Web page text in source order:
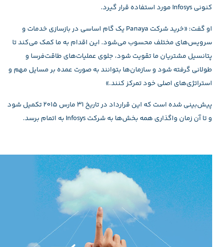
کنونی Infosys مورد استفاده قرار گیرد.
او گفت: «خرید شرکت Panaya یک گام اساسی در بازسازی خدمات و
سرویس‌های مختلف محسوب می‌شود. این اقدام به ما کمک می‌کند تا
پتانسیل مشتریان ما تقویت شود، جلوی عملیات‌های طاقت‌فرسا و
طولانی گرفته شود و سازمان‌ها بتوانند به صورت عمده بر مسایل مهم و
استراتژی‌های اصلی خود تمرکز کنند.»
پیش‌بینی شده است که این قرارداد در تاریخ ۳۱ مارس ۲۰۱۵ تکمیل شود
و تا آن زمان واگذاری همه بخش‌ها به شرکت Infosys به اتمام برسد.